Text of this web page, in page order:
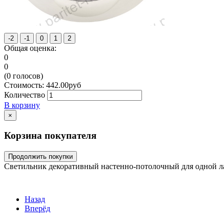
Общая оценка:
0
0
(0 голосов)
Стоимость: 442.00руб
Количество
В корзину
×
Корзина покупателя
Продолжить покупки
Светильник декоративный настенно-потолочный для одной
Назад
Вперёд